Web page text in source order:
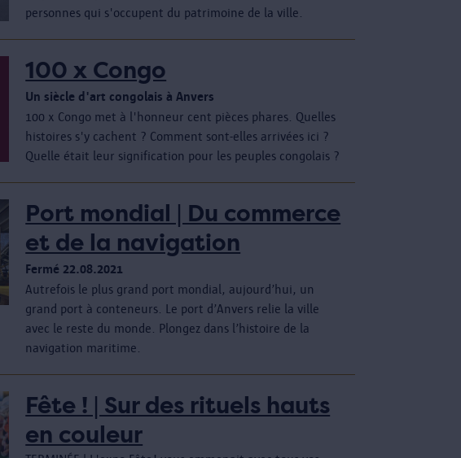
personnes qui s'occupent du patrimoine de la ville.
100 x Congo
Un siècle d'art congolais à Anvers
100 x Congo met à l'honneur cent pièces phares. Quelles
histoires s'y cachent ? Comment sont-elles arrivées ici ?
Quelle était leur signification pour les peuples congolais ?
Port mondial | Du commerce
et de la navigation
Fermé 22.08.2021
Autrefois le plus grand port mondial, aujourd’hui, un
grand port à conteneurs. Le port d’Anvers relie la ville
avec le reste du monde. Plongez dans l’histoire de la
navigation maritime.
Fête ! | Sur des rituels hauts
en couleur